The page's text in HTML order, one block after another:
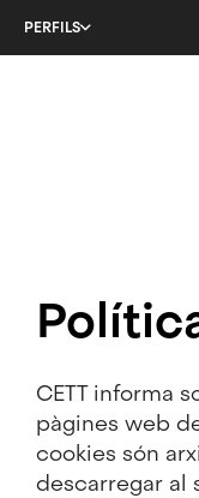
PERFILS
CETT informa
pàgines web
cookies són
descarregar al